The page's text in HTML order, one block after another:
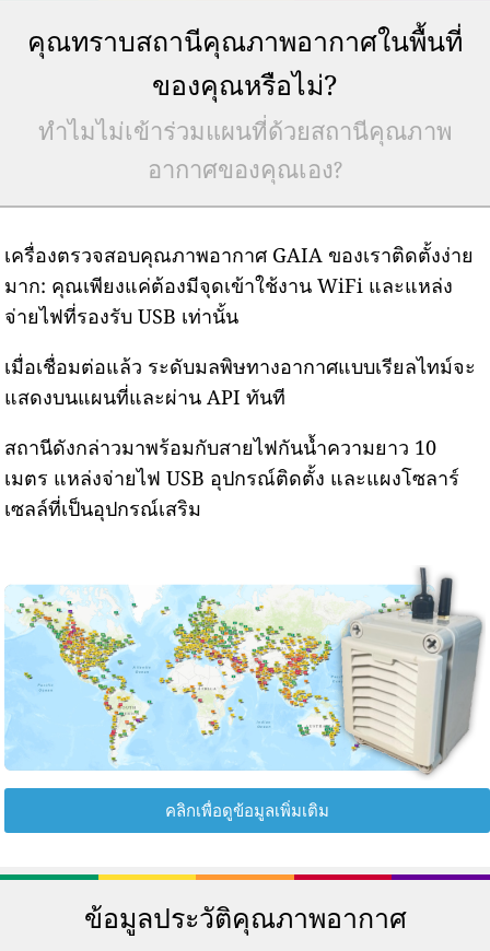
คุณทราบสถานีคุณภาพอากาศในพื้นที่
ของคุณหรือไม่?
ทำไมไม่เข้าร่วมแผนที่ด้วยสถานีคุณภาพ
อากาศของคุณเอง?
เครื่องตรวจสอบคุณภาพอากาศ GAIA ของเราติดตั้งง่าย
มาก: คุณเพียงแค่ต้องมีจุดเข้าใช้งาน WiFi และแหล่ง
จ่ายไฟที่รองรับ USB เท่านั้น
เมื่อเชื่อมต่อแล้ว ระดับมลพิษทางอากาศแบบเรียลไทม์จะ
แสดงบนแผนที่และผ่าน API ทันที
สถานีดังกล่าวมาพร้อมกับสายไฟกันน้ำความยาว 10
เมตร แหล่งจ่ายไฟ USB อุปกรณ์ติดตั้ง และแผงโซลาร์
เซลล์ที่เป็นอุปกรณ์เสริม
คลิกเพื่อดูข้อมูลเพิ่มเติม
ข้อมูลประวัติคุณภาพอากาศ